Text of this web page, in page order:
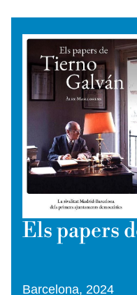
Els papers
Barcelona, 2024